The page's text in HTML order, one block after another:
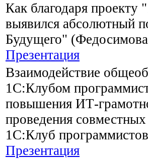
Как благодаря
выявился абсолютный
Будущего"
Презентация
Взаимодействие
1С:Клубом
повышения ИТ-
проведения
1С:Клуб
Презентация